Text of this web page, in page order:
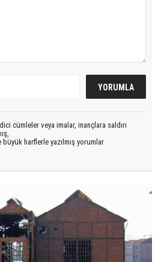
cümleler veya imalar, inançlara saldırı
harflerle yazılmış yorumlar